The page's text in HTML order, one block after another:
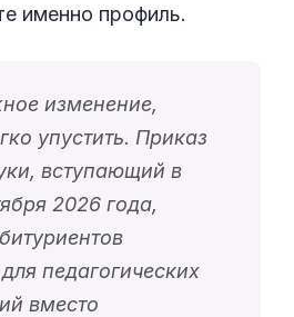
именно профиль.
изменение,
упустить. Приказ
вступающий в
2026 года,
педагогических
вместо